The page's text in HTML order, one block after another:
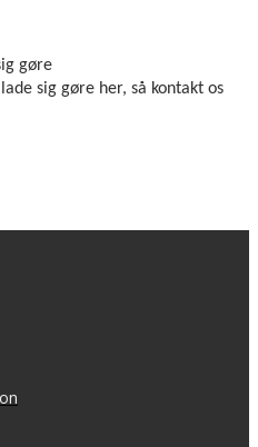
gøre
sig gøre her, så kontakt os